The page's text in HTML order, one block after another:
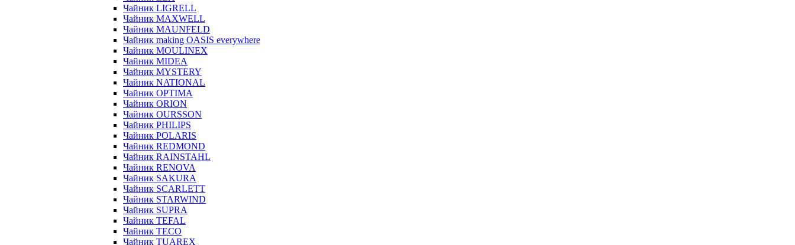
Чайник LIGRELL
Чайник MAXWELL
Чайник MAUNFELD
Чайник making OASIS everywhere
Чайник MOULINEX
Чайник MIDEA
Чайник MYSTERY
Чайник NATIONAL
Чайник OPTIMA
Чайник ORION
Чайник OURSSON
Чайник PHILIPS
Чайник POLARIS
Чайник REDMOND
Чайник RAINSTAHL
Чайник RENOVA
Чайник SAKURA
Чайник SCARLETT
Чайник STARWIND
Чайник SUPRA
Чайник TEFAL
Чайник TECO
Чайник TUAREX